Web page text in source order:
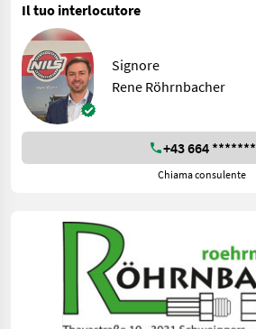
Il tuo interlocutore
Signore
Rene Röhrnbacher
+43 664 *******
Chiama consulente